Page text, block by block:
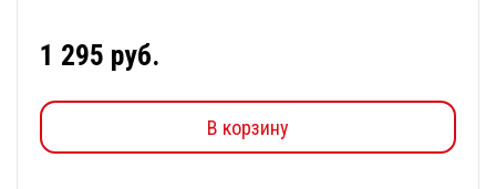
1 295 руб.
В корзину